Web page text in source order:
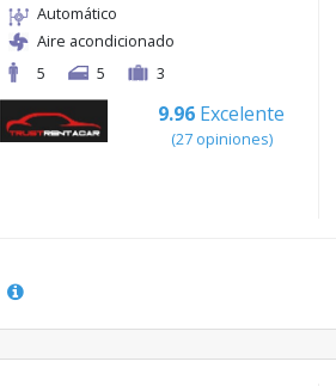
Automático
Aire acondicionado
5
5 3
9.96 Excelente
(27 opiniones)